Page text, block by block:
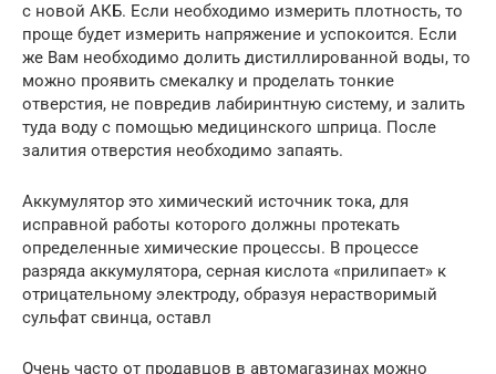
с новой АКБ. Если необходимо измерить плотность, то
проще будет измерить напряжение и успокоится. Если
же Вам необходимо долить дистиллированной воды, то
можно проявить смекалку и проделать тонкие
отверстия, не повредив лабиринтную систему, и залить
туда воду с помощью медицинского шприца. После
залития отверстия необходимо запаять.
Аккумулятор это химический источник тока, для
исправной работы которого должны протекать
определенные химические процессы. В процессе
разряда аккумулятора, серная кислота «прилипает» к
отрицательному электроду, образуя нерастворимый
сульфат свинца, оставл
Очень часто от продавцов в автомагазинах можно